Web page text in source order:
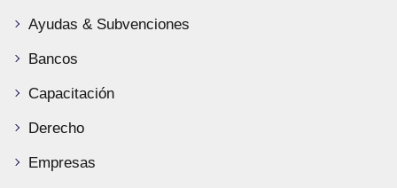
Ayudas & Subvenciones
Bancos
Capacitación
Derecho
Empresas